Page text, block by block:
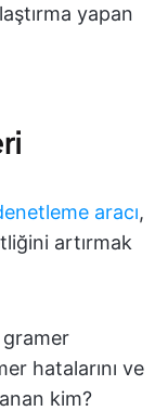
yapan
aracı,
artırmak
gramer
hatalarını ve
kim?